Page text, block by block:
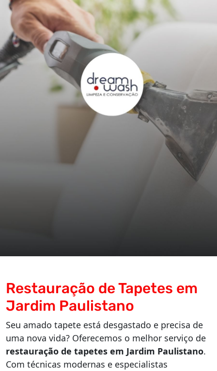
Restauração de Tapetes em
Jardim Paulistano
Seu amado tapete está desgastado e precisa de
uma nova vida? Oferecemos o melhor serviço de
restauração de tapetes em Jardim Paulistano.
Com técnicas modernas e especialistas